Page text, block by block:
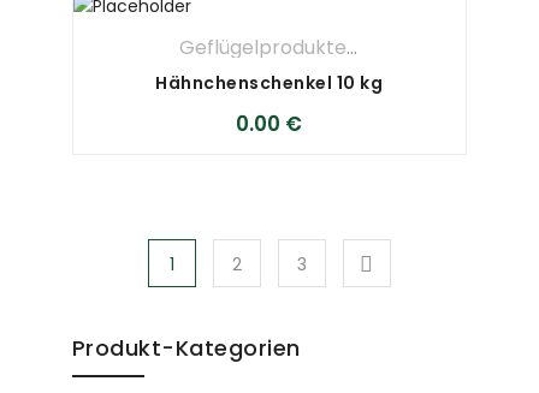
Geflügelprodukte
,METZGEREI
Hähnchenschenkel 10 kg
0.00 €
1 2 3
Produkt-Kategorien